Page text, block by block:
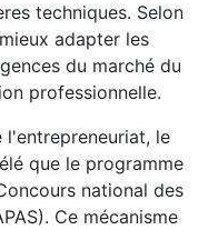
techniques. Selon
adapter les
du marché du
professionnelle.
l'entrepreneuriat, le
que le programme
national des
Ce mécanisme